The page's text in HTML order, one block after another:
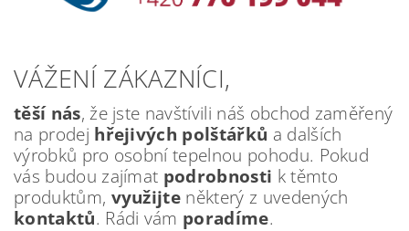
VÁŽENÍ ZÁKAZNÍCI,
těší nás, že jste navštívili náš obchod zaměřený
na prodej hřejivých polštářků a dalších
výrobků pro osobní tepelnou pohodu. Pokud
vás budou zajímat podrobnosti k těmto
produktům, využijte některý z uvedených
kontaktů. Rádi vám poradíme.